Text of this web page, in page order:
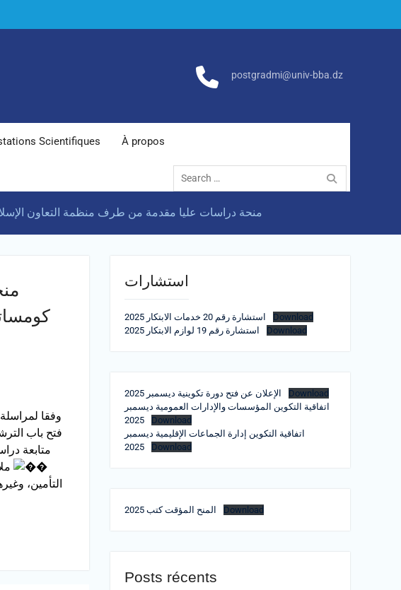
postgradmi@univ-bba.dz
Scientifiques À propos
Search
for:
منحة دراسات عليا مقدمة من طرف منظمة التعاون الإسلامي،
فتح باب
متابعة
التأمين،
استشارات
استشارة رقم 20 خدمات الابتكار 2025
Download
استشارة رقم 19 لوازم الابتكار 2025
Download
الإعلان عن فتح دورة تكوينية ديسمبر 2025
Download
اتفاقية التكوين المؤسسات والإدارات العمومية ديسمبر
2025
Download
اتفاقية التكوين إدارة الجماعات الإقليمية ديسمبر
2025
Download
المنح المؤقت كتب 2025 Download
Posts récents